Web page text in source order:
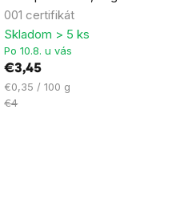
001 certifikát
je
5,0
z
hviezdičiek.
Skladom > 5 ks
Po 10.8. u vás
€3,45
Jednotková
cena:
€0,35 / 100 g
€4